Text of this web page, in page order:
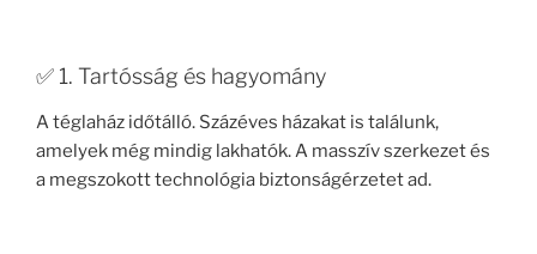
✅ 1. Tartósság és hagyomány
A téglaház időtálló. Százéves házakat is találunk,
amelyek még mindig lakhatók. A masszív szerkezet és
a megszokott technológia biztonságérzetet ad.